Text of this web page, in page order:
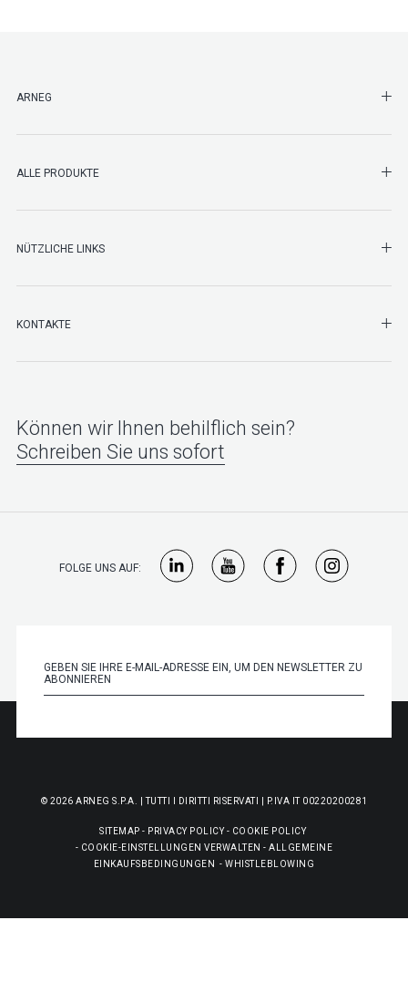
ARNEG
ALLE PRODUKTE
NÜTZLICHE LINKS
KONTAKTE
Können wir Ihnen behilflich sein?
Schreiben Sie uns sofort
FOLGE UNS AUF:
© 2026 ARNEG S.P.A. | TUTTI I DIRITTI RISERVATI | P.IVA IT 00220200281
SITEMAP - PRIVACY POLICY- COOKIE POLICY
- COOKIE-EINSTELLUNGEN VERWALTEN -ALLGEMEINE
EINKAUFSBEDINGUNGEN
-WHISTLEBLOWING